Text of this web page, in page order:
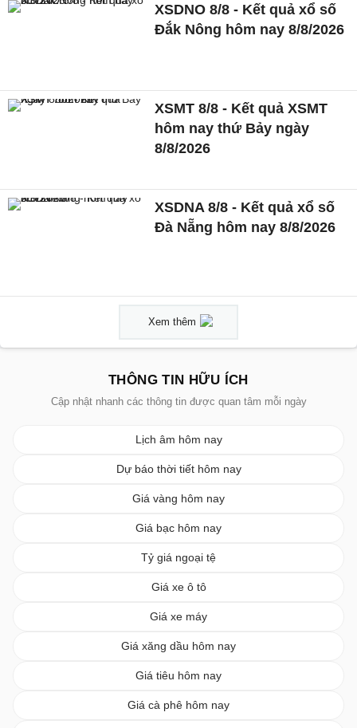
XSDNO 8/8 - Kết quả xổ số
Đắk Nông hôm nay 8/8/2026
XSMT 8/8 - Kết quả XSMT
hôm nay thứ Bảy ngày
8/8/2026
XSDNA 8/8 - Kết quả xổ số
Đà Nẵng hôm nay 8/8/2026
Xem thêm
THÔNG TIN HỮU ÍCH
Cập nhật nhanh các thông tin được quan tâm mỗi ngày
Lịch âm hôm nay
Dự báo thời tiết hôm nay
Giá vàng hôm nay
Giá bạc hôm nay
Tỷ giá ngoại tệ
Giá xe ô tô
Giá xe máy
Giá xăng dầu hôm nay
Giá tiêu hôm nay
Giá cà phê hôm nay